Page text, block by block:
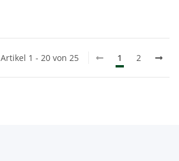
Artikel 1 - 20 von 25 1 2